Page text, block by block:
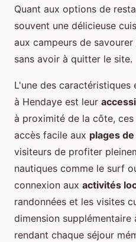
Quant aux options de
souvent une délicieuse
aux campeurs de
sans avoir à quitter le site.
L'une des caractéristiques
à Hendaye est leur
à proximité de la côte,
accès facile aux plages
visiteurs de profiter
nautiques comme le surf
connexion aux activités
randonnées et les visites
dimension supplémentaire
rendant chaque séjour